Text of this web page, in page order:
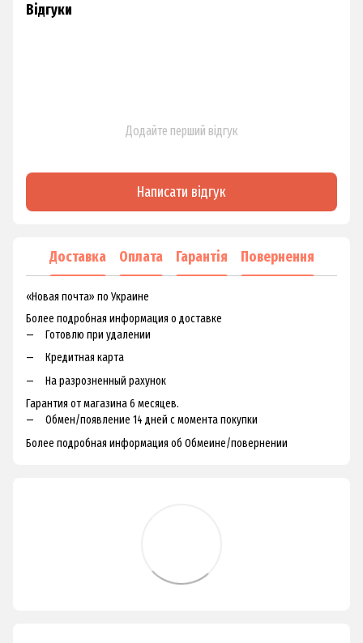
Відгуки
Додайте перший відгук
Написати відгук
Доставка Оплата Гарантія Повернення
«Новая почта» по Украине
Более подробная информация о доставке
Готовлю при удалении
Кредитная карта
На разрозненный рахунок
Гарантия от магазина 6 месяцев.
Обмен/появление 14 дней с момента покупки
Более подробная информация об Обмеине/повернении